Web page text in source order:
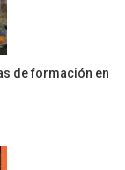
de formación en